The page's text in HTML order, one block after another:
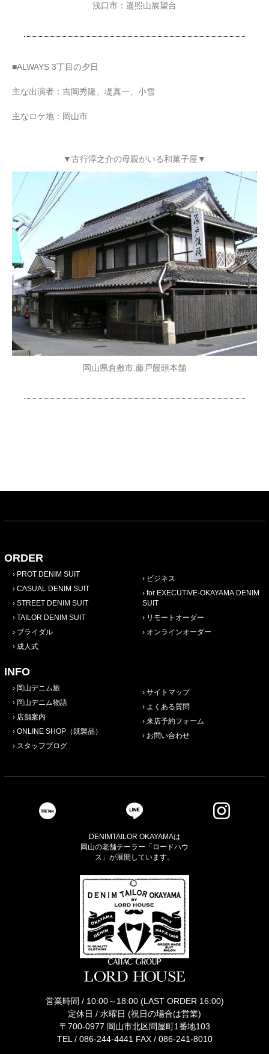
浅口市：遥照山展望台
■ALWAYS 3丁目の夕日
主な出演者：吉岡秀隆、堤真一、小雪
主なロケ地：岡山市
▼古行淳之介の母親がいる和菓子屋▼
岡山県倉敷市:藤戸饅頭本舗
ORDER
PROT DENIM SUIT
CASUAL DENIM SUIT
STREET DENIM SUIT
TAILOR DENIM SUIT
ブライダル
成人式
ビジネス
for EXECUTIVE-OKAYAMA DENIM
SUIT
リモートオーダー
オンラインオーダー
INFO
岡山デニム旅
岡山デニム物語
店舗案内
ONLINE SHOP（既製品）
スタッフブログ
サイトマップ
よくある質問
来店予約フォーム
お問い合わせ
DENIMTAILOR OKAYAMAは
岡山の老舗テーラー「ロードハウ
ス」が展開しています。
営業時間 / 10:00～18:00 (LAST ORDER 16:00)
定休日 / 水曜日 (祝日の場合は営業)
〒700-0977 岡山市北区問屋町1番地103
TEL / 086-244-4441 FAX / 086-241-8010